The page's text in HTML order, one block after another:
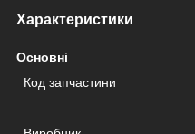
Характеристики
Основні
Код запчастини